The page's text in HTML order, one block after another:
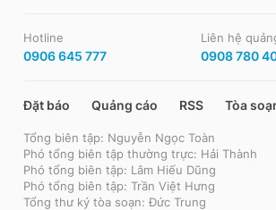
Hotline
0906 645 777
Liên hệ
0908 780
Đặt báo Quảng cáo RSS Tòa
Tổng biên tập: Nguyễn Ngọc Toàn
Phó tổng biên tập thường trực: Hải Thành
Phó tổng biên tập: Lâm Hiếu Dũng
Phó tổng biên tập: Trần Việt Hưng
Tổng thư ký tòa soạn: Đức Trung